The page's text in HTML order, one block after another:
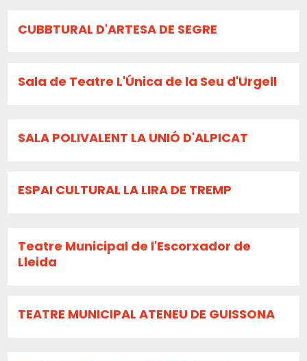
CUBBTURAL D'ARTESA DE SEGRE
Sala de Teatre L'Única de la Seu d'Urgell
SALA POLIVALENT LA UNIÓ D'ALPICAT
ESPAI CULTURAL LA LIRA DE TREMP
Teatre Municipal de l'Escorxador de
Lleida
TEATRE MUNICIPAL ATENEU DE GUISSONA